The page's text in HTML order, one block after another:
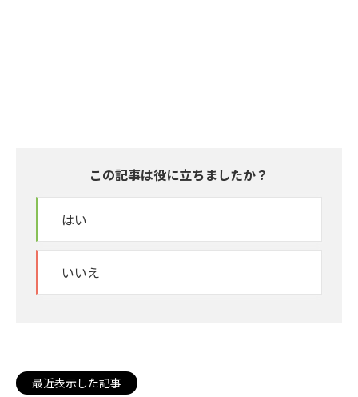
この記事は役に立ちましたか？
はい
いいえ
最近表示した記事